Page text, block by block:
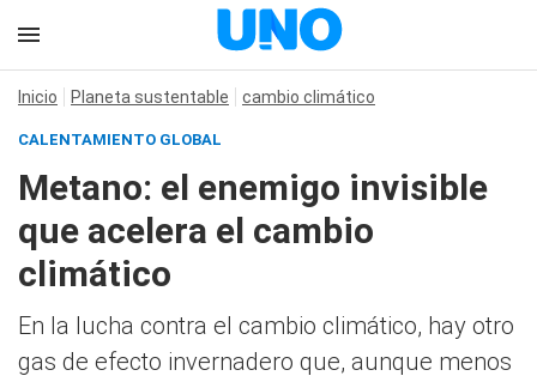
Inicio Planeta sustentable cambio climático
CALENTAMIENTO GLOBAL
Metano: el enemigo invisible
que acelera el cambio
climático
En la lucha contra el cambio climático, hay otro
gas de efecto invernadero que, aunque menos